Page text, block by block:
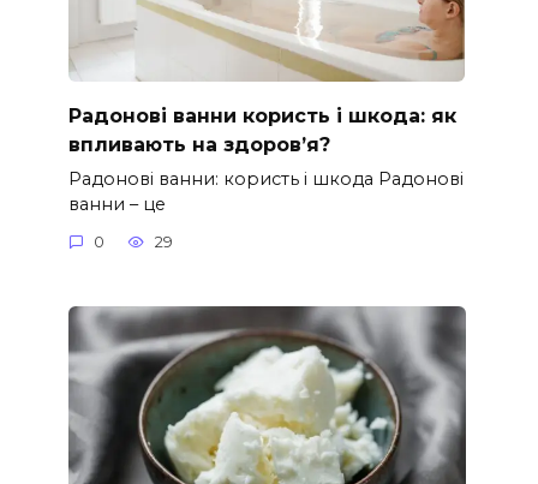
Радонові ванни користь і шкода: як
впливають на здоров’я?
Радонові ванни: користь і шкода Радонові
ванни – це
0 29